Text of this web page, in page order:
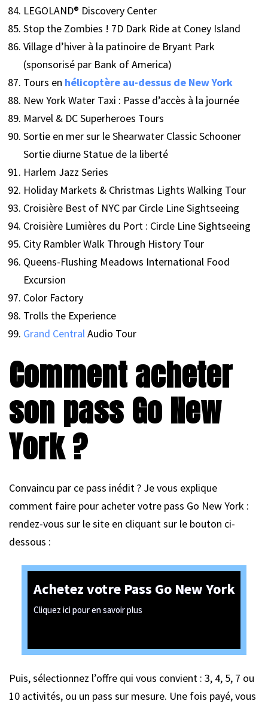
LEGOLAND® Discovery Center
Stop the Zombies ! 7D Dark Ride at Coney Island
Village d’hiver à la patinoire de Bryant Park
(sponsorisé par Bank of America)
Tours en hélicoptère au-dessus de New York
New York Water Taxi : Passe d’accès à la journée
Marvel & DC Superheroes Tours
Sortie en mer sur le Shearwater Classic Schooner
Sortie diurne Statue de la liberté
Harlem Jazz Series
Holiday Markets & Christmas Lights Walking Tour
Croisière Best of NYC par Circle Line Sightseeing
Croisière Lumières du Port : Circle Line Sightseeing
City Rambler Walk Through History Tour
Queens-Flushing Meadows International Food
Excursion
Color Factory
Trolls the Experience
Grand CentralAudio Tour
Comment acheter
son pass Go New
York ?
Convaincu par ce pass inédit ? Je vous explique
comment faire pour acheter votre pass Go New York :
rendez-vous sur le site en cliquant sur le bouton ci-
dessous :
Achetez votre Pass Go New York
Cliquez ici pour en savoir plus
Puis, sélectionnez l’offre qui vous convient : 3, 4, 5, 7 ou
10 activités, ou un pass sur mesure. Une fois payé, vous